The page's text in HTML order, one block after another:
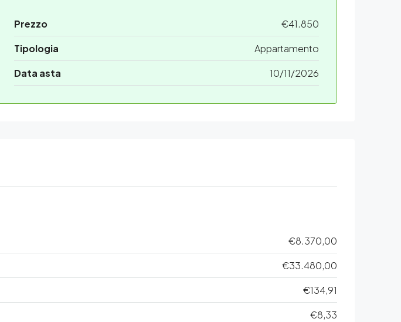
Prezzo
€41.850
Tipologia
Appartamento
Data asta 10/11/2026
€8.370,00
€33.480,00
€134,91
€8,33